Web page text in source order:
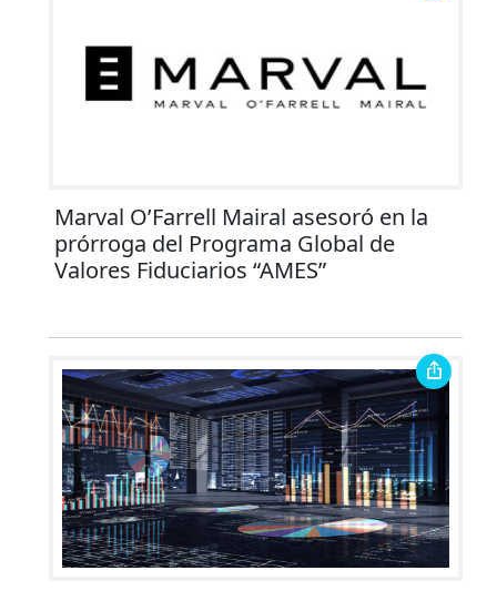
Marval O’Farrell Mairal asesoró en la
prórroga del Programa Global de
Valores Fiduciarios “AMES”